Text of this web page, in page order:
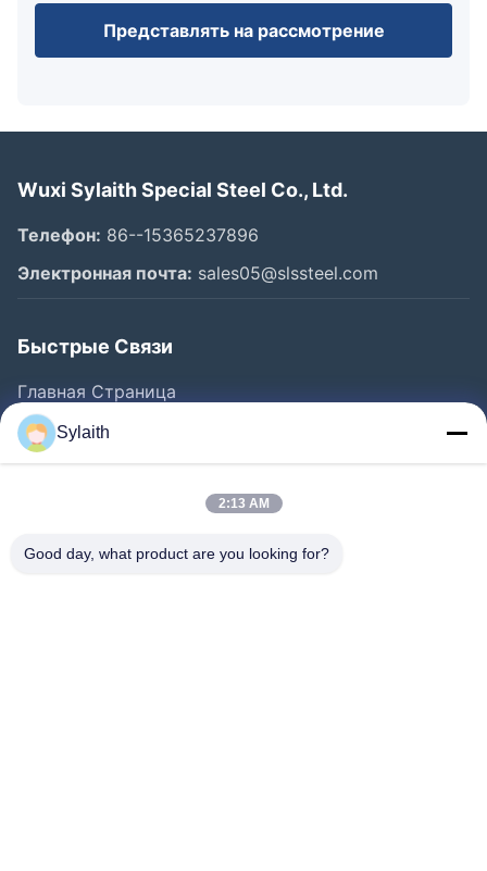
Представлять на рассмотрение
Wuxi Sylaith Special Steel Co., Ltd.
Телефон: 86--15365237896
Электронная почта: sales05@slssteel.com
Быстрые Связи
Главная Страница
Продукция
Ролики
Наша Фабрика
Sylaith
2:13 AM
Good day, what product are you looking for?